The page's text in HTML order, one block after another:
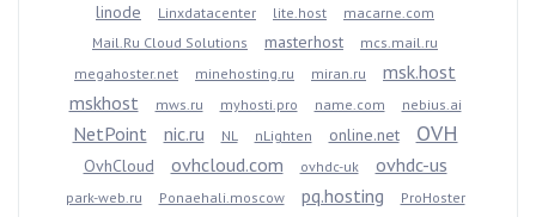
linode
Linxdatacenter lite.host
macarne.com
Mail.Ru Cloud Solutions
masterhost
mcs.mail.ru
megahoster.net
minehosting.ru miran.ru
msk.host
mskhost
mws.ru myhosti.pro name.com nebius.ai
NetPoint nic.ru NL nLighten online.net OVH
OvhCloud ovhcloud.com ovhdc-uk ovhdc-us
park-web.ru Ponaehali.moscow pq.hosting
ProHoster